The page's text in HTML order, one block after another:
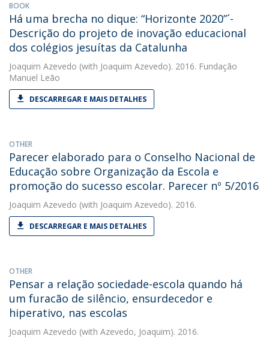
BOOK
Há uma brecha no dique: “Horizonte 2020”´-
Descrição do projeto de inovação educacional
dos colégios jesuítas da Catalunha
Joaquim Azevedo (with Joaquim Azevedo). 2016. Fundação
Manuel Leão
DESCARREGAR E MAIS DETALHES
OTHER
Parecer elaborado para o Conselho Nacional de
Educação sobre Organização da Escola e
promoção do sucesso escolar. Parecer nº 5/2016
Joaquim Azevedo (with Joaquim Azevedo). 2016.
DESCARREGAR E MAIS DETALHES
OTHER
Pensar a relação sociedade-escola quando há
um furacão de silêncio, ensurdecedor e
hiperativo, nas escolas
Joaquim Azevedo (with Azevedo, Joaquim). 2016.